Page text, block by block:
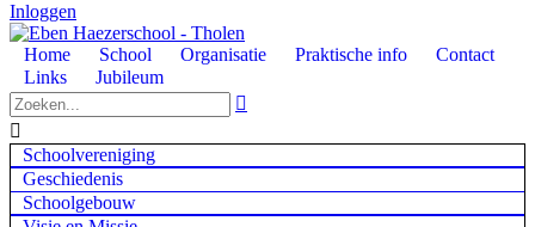
Inloggen
Home School Organisatie Praktische info
Contact
Links
Jubileum


Schoolvereniging
Geschiedenis
Schoolgebouw